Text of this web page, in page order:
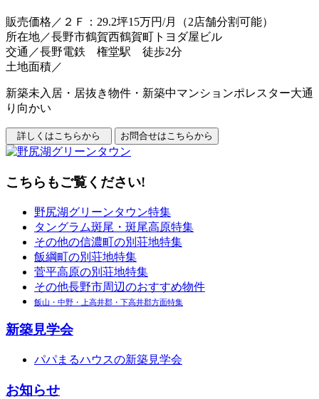
販売価格 ／２Ｆ：29.2坪15万円/月（2店舗分割可能）
所在地／長野市鶴賀西鶴賀町トヨダ屋ビル
交通／長野電鉄 権堂駅 徒歩2分
土地面積／
新築未入居・居抜き物件・新築中マンションポレスター大通
り向かい
こちらもご覧ください!
野尻湖グリーンタウン特集
タングラム斑尾・斑尾高原特集
その他の信濃町の別荘地特集
飯綱町の別荘地特集
菅平高原の別荘地特集
その他長野市周辺のおすすめ物件
飯山・中野・上高井郡・下高井郡方面特集
新築見学会
パパまるハウスの新築見学会
お知らせ